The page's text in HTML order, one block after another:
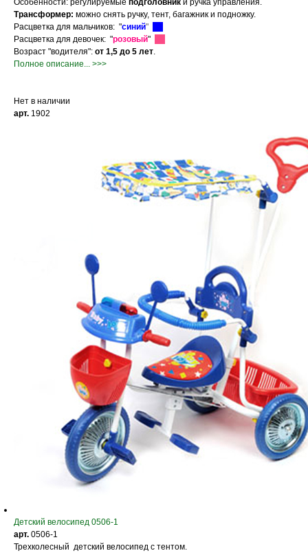
Особенности: регулируемые подголовник и ручка управления.
Трансформер: можно снять ручку, тент, багажник и подножку.
Расцветка для мальчиков: "синий"
Расцветка для девочек: "розовый"
Возраст "водителя": от 1,5 до 5 лет.
Полное описание... >>>
Нет в наличии
арт. 1902
Детский велосипед 0506-1
арт. 0506-1
Трехколесный детский велосипед с тентом.